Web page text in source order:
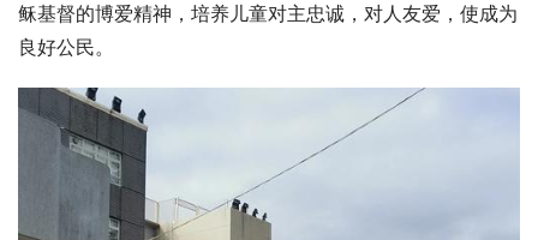
稣基督的博爱精神，培养儿童对主忠诚，对人友爱，使成为
良好公民。